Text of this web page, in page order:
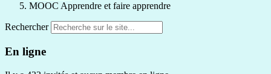
MOOC Apprendre et faire apprendre
Rechercher
En ligne